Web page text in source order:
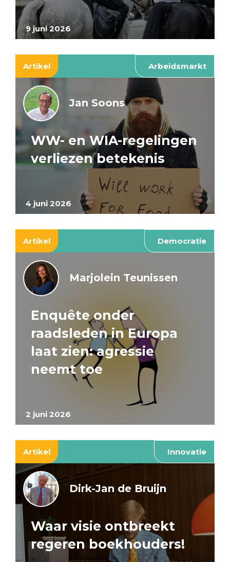
9 juni 2026
Artikel Arbeidsmarkt
4 juni 2026
Jan Soons
WW- en WIA-regelingen
verliezen betekenis
Artikel Democratie
2 juni 2026
Marjolein Teunissen
Enquête onder
raadsleden in Europa
laat zien: agressie
neemt toe
Artikel Innovatie
Dirk-Jan de Bruijn
Waar visie ontbreekt
regeren boekhouders!